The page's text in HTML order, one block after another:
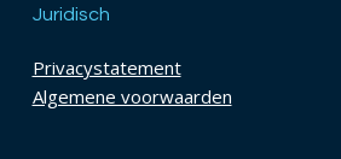
Juridisch
Privacystatement
Algemene voorwaarden